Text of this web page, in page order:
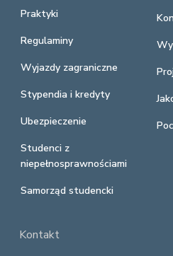
Praktyki
Regulaminy
Wyjazdy zagraniczne
Stypendia i kredyty
Ubezpieczenie
Studenci z
niepełnosprawnościami
Samorząd studencki
Kontakt